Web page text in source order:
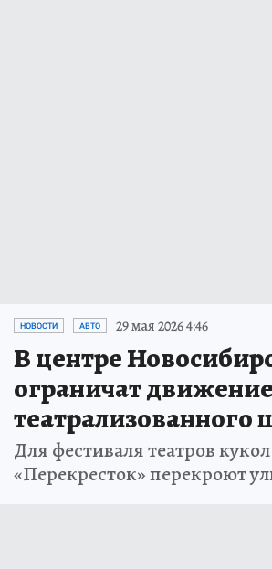
НОВОСТИ АВТО 29 мая 2026 4:46
В центре
ограничат
театрализованного
Для фестиваля театров кукол
«Перекресток» перекроют